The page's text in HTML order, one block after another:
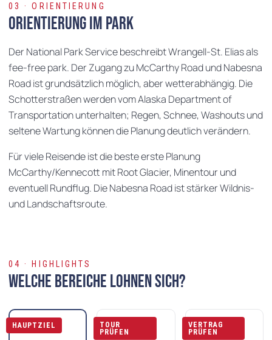
03 · ORIENTIERUNG
Orientierung im Park
Der National Park Service beschreibt Wrangell-St. Elias als
fee-free park. Der Zugang zu McCarthy Road und Nabesna
Road ist grundsätzlich möglich, aber wetterabhängig. Die
Schotterstraßen werden vom Alaska Department of
Transportation unterhalten; Regen, Schnee, Washouts und
seltene Wartung können die Planung deutlich verändern.
Für viele Reisende ist die beste erste Planung
McCarthy/Kennecott mit Root Glacier, Minentour und
eventuell Rundflug. Die Nabesna Road ist stärker Wildnis-
und Landschaftsroute.
04 · HIGHLIGHTS
Welche Bereiche lohnen sich?
HAUPTZIEL
TOUR
PRÜFEN
VERTRAG
PRÜFEN